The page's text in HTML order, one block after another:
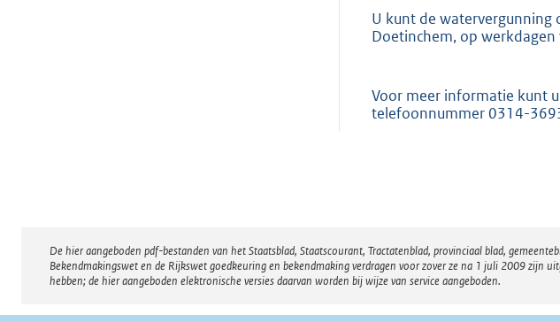
U kunt de watervergunning
Doetinchem, op
Voor meer informatie kunt
telefoonnummer 0314-
Disclaimer
De hier aangeboden pdf-bestanden van het Staatsblad, Staatscourant, Tractatenblad, provinciaal blad,
Bekendmakingswet en de Rijkswet goedkeuring en bekendmaking verdragen voor zover ze na 1 juli 2009 zijn
hebben; de hier aangeboden elektronische versies daarvan worden bij wijze van service aangeboden.